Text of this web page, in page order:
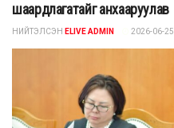
шаардлагатайг анхааруулав
НИЙТЭЛСЭН ELIVE ADMIN 2026-06-25